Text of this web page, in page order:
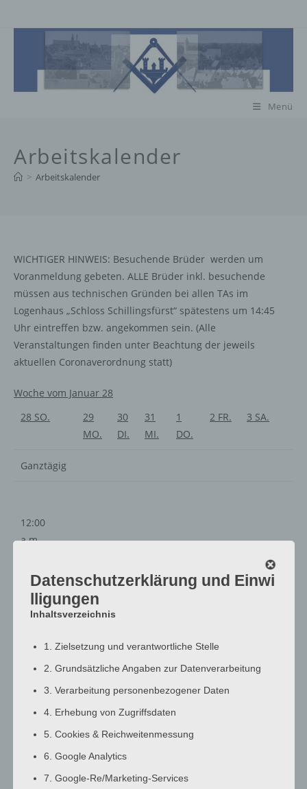
Inhalt
Menü
Arbeitskalender
> Arbeitskalender
WICHTIGER HINWEIS: Besuchende Brüder werden um
Voranmeldung gebeten. ALLE Brüder inkl. besuchende
müssen aus technischen Gründen bei allen TAs im
Logenhaus „Schloss Schillingsfürst“ spätestens um 14:45
Uhr eintreffen bzw. angekommen sein. (Alle
Veranstaltungen finden unter Beachtung der jeweils
aktuellen Coronaverordnung statt)
Woche vom Januar 28
28 SO.
29
MO.
30
DI.
31
MI.
1
DO.
2 FR. 3 SA.
Ganztägig
12:00
a.m.
a.m.
2:00
a.m.
5:00
a.m.
7:00
a.m.
Datenschutzerklärung und Einwi
lligungen
Inhaltsverzeichnis
1. Zielsetzung und verantwortliche Stelle
2. Grundsätzliche Angaben zur Datenverarbeitung
3. Verarbeitung personenbezogener Daten
4. Erhebung von Zugriffsdaten
5. Cookies & Reichweitenmessung
6. Google Analytics
7. Google-Re/Marketing-Services